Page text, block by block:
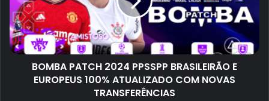
BOMBA PATCH 2024 PPSSPP BRASILEIRÃO E
EUROPEUS 100% ATUALIZADO COM NOVAS
TRANSFERÊNCIAS